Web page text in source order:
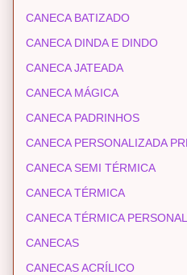
CANECA BATIZADO
CANECA DINDA E DINDO
CANECA JATEADA
CANECA MÁGICA
CANECA PADRINHOS
CANECA PERSONALIZADA
CANECA SEMI TÉRMICA
CANECA TÉRMICA
CANECA TÉRMICA
CANECAS
CANECAS ACRÍLICO